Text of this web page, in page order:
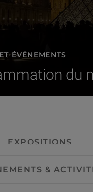
ÉVÉNEMENTS
du
EXPOSITIONS
&